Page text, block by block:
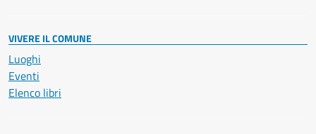
VIVERE IL COMUNE
Luoghi
Eventi
Elenco libri